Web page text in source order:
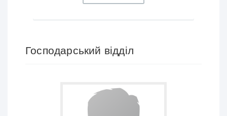
Господарський відділ